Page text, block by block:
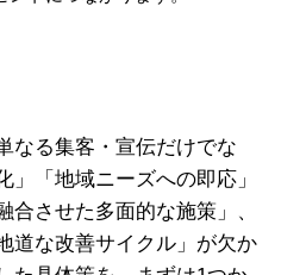
なる集客・宣伝だけでな
」「地域ニーズへの即応」
合させた多面的な施策」、
道な改善サイクル」が欠か